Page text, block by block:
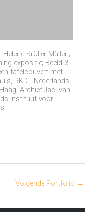
Kröller-Müller';
expositie; Beeld 3:
tafelcouvert met
RKD - Nederlands
Archief Jac. van
Instituut voor
Volgende Portfolio →